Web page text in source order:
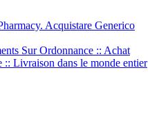
Acquistare Generico
Sur Ordonnance :: Achat
Livraison dans le monde entier